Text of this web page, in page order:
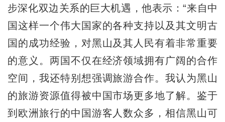
步深化双边关系的巨大机遇，他表示：“来自中
国这样一个伟大国家的各种支持以及其文明古
国的成功经验，对黑山及其人民有着非常重要
的意义。两国不仅在经济领域拥有广阔的合作
空间，我还特别想强调旅游合作。我认为黑山
的旅游资源值得被中国市场更多地了解。鉴于
到欧洲旅行的中国游客人数众多，相信黑山可